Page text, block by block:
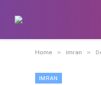
Home » imran »
IMRAN